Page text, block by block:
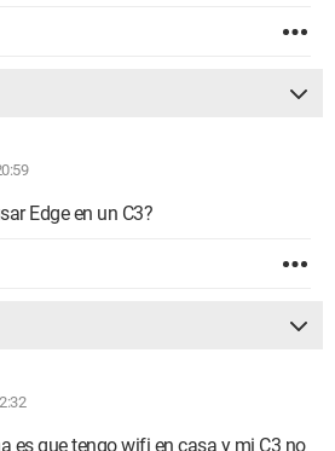
Edge en un C3?
es que tengo wifi en casa y mi C3 no